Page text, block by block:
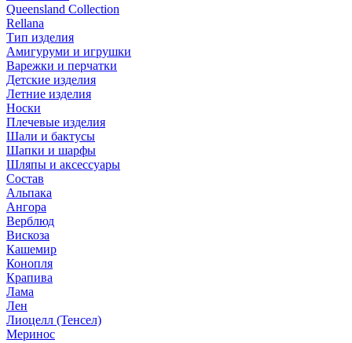
Queensland Collection
Rellana
Тип изделия
Амигуруми и игрушки
Варежки и перчатки
Детские изделия
Летние изделия
Носки
Плечевые изделия
Шали и бактусы
Шапки и шарфы
Шляпы и аксессуары
Состав
Альпака
Ангора
Верблюд
Вискоза
Кашемир
Конопля
Крапива
Лама
Лен
Лиоцелл (Тенсел)
Меринос